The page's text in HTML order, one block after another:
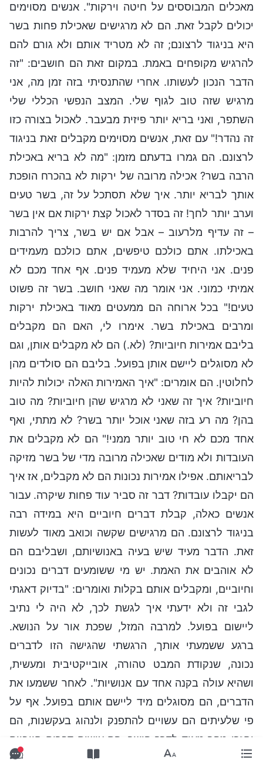
מאכלים המבוססים על חיטה וירקות". אנשים מסוימים
יכולים לקבל זאת. הם לא מרגישים שאכילת פחות בשר
היא בניגוד לרצונם; זה לא מטריד אותם ולא גורם להם
להרגיש מקופחים באמת. במקום זאת הם חושבים: "זה
הדבר הנכון לעשותו. אחרי שהתנסיתי בזה זמן מה, אני
מרגיש שזה טוב לגוף שלי. המצב הנפשי הכללי שלי
השתפר, ואני בריא יותר פיזית מבעבר. לאכול בצורה כזו
זה נהדר!" עם זאת, אנשים מסוימים מקבלים זאת בניגוד
לרצונם. הם גמרו בדעתם מזמן: "מה לא בריא באכילת
הרבה בשר? אכילה מרובה של ירקות לא בהכרח הופכת
אותך לבריא יותר. איך שלא תסתכל על זה, בשר טעים
וערב יותר לחך! זה בסדר לאכול קצת ירקות אם אין בשר
– זה עדיף מלרעוב – אבל אם יש בשר, צריך להרבות
באכילתו. אתם כולכם טיפשים, אתם כולכם מעמידים
פנים. אני היחיד שלא מעמיד פנים. אף אחד מכם לא
אמיתי כמוני. אני אומר מה שאני חושב. בשר זה פשוט
טעים!" בכל ארוחה הם ממעטים מאוד באכילת ירקות
ומרבים באכילת בשר. אימרו לי, האם הם מקבלים
בליבם אמירות חיוביות? (לא.) הם לא מקבלים אותן, וגם
לא מסוגלים ליישם אותן בפועל. בליבם הם סולדים מהן
לחלוטין. הם אומרים: "איך האמירות האלה יכולות להיות
חיוביות? איך זה שאני לא מרגיש שהן חיוביות? מה טוב
בהן? מה רע בזה שאני אוכל יותר בשר? לא מתתי, ואף
אחד מכם לא חי טוב יותר ממני!" הם לא מקבלים את
העובדות ולא מודים שאכילה מרובה מדי של בשר מזיקה
לבריאותם. אפילו אמירות נכונות הם לא מקבלים, אז איך
הם יקבלו עובדות? דבר זה סביר עוד פחות שיקרה. עבור
אנשים כאלה, קבלת דברים חיוביים היא במידה רבה
בניגוד לרצונם. הם מרגישים שקשה וכואב מאוד לעשות
זאת. הדבר מעיד שיש בעיה באנושיותם, ושבליבם הם
לא אוהבים את האמת. יש מי ששומעים דברים נכונים
וחיוביים, ומקבלים אותם בקלות ואומרים: "בדיוק דאגתי
לגבי זה ולא ידעתי איך לגשת לכך, לא היה לי נתיב
ליישום בפועל. למרבה המזל, שפכת אור על הנושא.
ברגע ששמעתי אותך, הרגשתי שהגישה הזו לדברים
נכונה, שנקודת המבט טהורה, אובייקטיבית ומעשית,
ושהיא עולה בקנה אחד עם אנושיות". לאחר ששמעו את
הדברים, הם מסוגלים מיד ליישם אותם בפועל. אף על
פי שלעיתים הם עשויים להתפנק ולנהוג בעקשנות, הם
יחזרו מהר מאוד לדרך הישר. הם עושים דברים חיוביים
בלי להזדקק לאחרים שיצפו בהם או ישגיחו עליהם, והם